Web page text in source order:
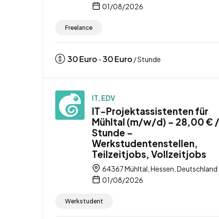
01/08/2026
Freelance
30Euro -30Euro / Stunde
IT, EDV
IT-Projektassistenten für
Mühltal (m/w/d) – 28,00 € /
Stunde –
Werkstudentenstellen,
Teilzeitjobs, Vollzeitjobs
64367 Mühltal, Hessen, Deutschland
01/08/2026
Werkstudent